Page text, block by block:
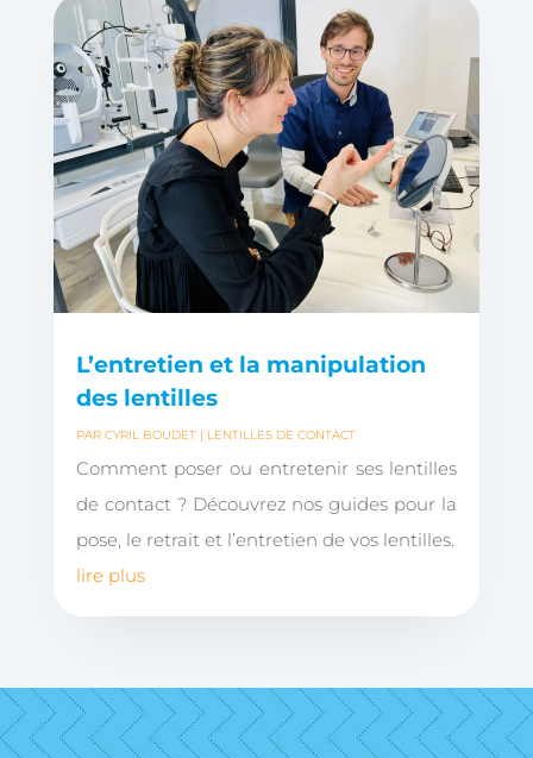
L’entretien et la manipulation
des lentilles
PAR CYRIL BOUDET| LENTILLES DE CONTACT
Comment poser ou entretenir ses lentilles
de contact ? Découvrez nos guides pour la
pose, le retrait et l’entretien de vos lentilles.
lire plus